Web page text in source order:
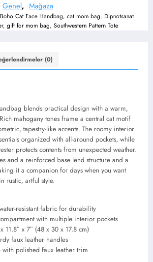
Genel, Mağaza
Boho Cat Face Handbag, cat mom bag, Dipnotsanat
, gift for mom bag, Southwestern Pattern Tote
(0)
blends practical design with a warm,
mahogany tones frame a central cat motif
tapestry-like accents. The roomy interior
organized with all-around pockets, while
protects contents from unexpected weather.
and a reinforced base lend structure and a
it a companion for days when you want
rustic, artful style.
resistant fabric for durability
with multiple interior pockets
11.8″ x 7″ (48 x 30 x 17.8 cm)
faux leather handles
polished faux leather trim